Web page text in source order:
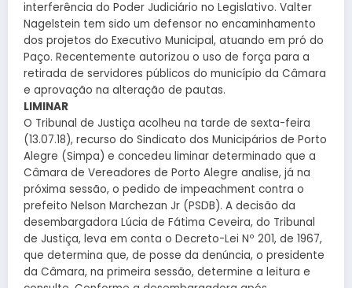
interferência do Poder Judiciário no Legislativo. Valter
Nagelstein tem sido um defensor no encaminhamento
dos projetos do Executivo Municipal, atuando em pró do
Paço. Recentemente autorizou o uso de força para a
retirada de servidores públicos do município da Câmara
e aprovação na alteração de pautas.
LIMINAR
O Tribunal de Justiça acolheu na tarde de sexta-feira
(13.07.18), recurso do Sindicato dos Municipários de Porto
Alegre (Simpa) e concedeu liminar determinado que a
Câmara de Vereadores de Porto Alegre analise, já na
próxima sessão, o pedido de impeachment contra o
prefeito Nelson Marchezan Jr (PSDB). A decisão da
desembargadora Lúcia de Fátima Ceveira, do Tribunal
de Justiça, leva em conta o Decreto-Lei Nº 201, de 1967,
que determina que, de posse da denúncia, o presidente
da Câmara, na primeira sessão, determine a leitura e